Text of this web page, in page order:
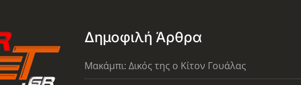
Δημοφιλή Άρθρα
Μακάμπι: Δικός της ο Κίτον Γουάλας